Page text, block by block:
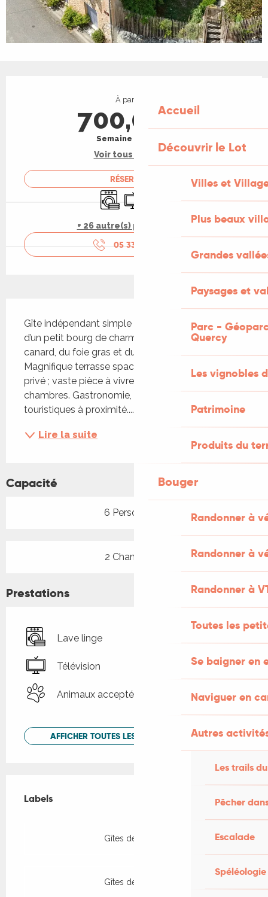
Accueil
Découvrir le Lot
Villes et
Plus beaux
Grandes
Paysages et
Parc -
Quercy
Les vignobles
Patrimoine
Produits du
Bouger
Randonner à
Randonner à
Randonner à
Toutes les
Se baigner en
Naviguer en
Autres
Les trails
Pêcher
Escalade
Spéléologie
À partir de
700,00 €
Semaine (meublé)
Voir tous les tarifs
RÉSERVER
Lave lingeTélévision
+ 26 autre(s) prestation(s)
05 33 09 27
Gîte indépendant simple et fonctionnel au cœur
d’un petit bourg de charme, du pays du confit de
canard, du foie gras et du vin de Cahors.
Magnifique terrasse spacieuse, ouverte ; jardin
privé ; vaste pièce à vivre avec cuisine. 2
chambres. Gastronomie, plan d’eau et sites
touristiques à proximité....
Lire la suite
Capacité
6 Personne(s)
2 Chambre(s)
Prestations
Lave linge
Télévision
Animaux acceptés
AFFICHER TOUTES LES PRESTATIONS
Labels
Labels
Gîtes de France
Gîtes de France